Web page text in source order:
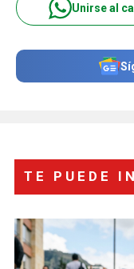
Unirse al
TE PUEDE